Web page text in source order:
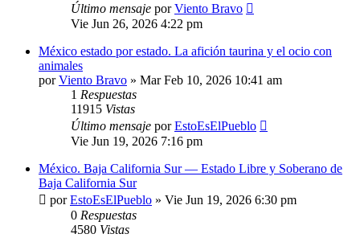
Último mensaje porViento Bravo
Vie Jun 26, 2026 4:22 pm
México estado por estado. La afición taurina y el ocio con
animales
porViento Bravo » Mar Feb 10, 2026 10:41 am
1 Respuestas
11915 Vistas
Último mensaje porEstoEsElPueblo
Vie Jun 19, 2026 7:16 pm
México. Baja California Sur — Estado Libre y Soberano de
Baja California Sur
porEstoEsElPueblo » Vie Jun 19, 2026 6:30 pm
0 Respuestas
4580 Vistas